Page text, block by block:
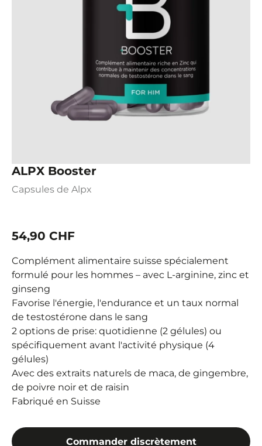
ALPX Booster
Capsules de Alpx
54,90 CHF
Complément alimentaire suisse spécialement
formulé pour les hommes – avec L-arginine, zinc et
ginseng
Favorise l'énergie, l'endurance et un taux normal
de testostérone dans le sang
2 options de prise: quotidienne (2 gélules) ou
spécifiquement avant l'activité physique (4
gélules)
Avec des extraits naturels de maca, de gingembre,
de poivre noir et de raisin
Fabriqué en Suisse
Commander discrètement